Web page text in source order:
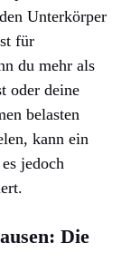
Unterkörper
für
du mehr als
oder deine
belasten
kann ein
jedoch
Die